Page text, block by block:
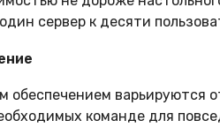
сервер к десяти
обеспечением варьируются
команде для